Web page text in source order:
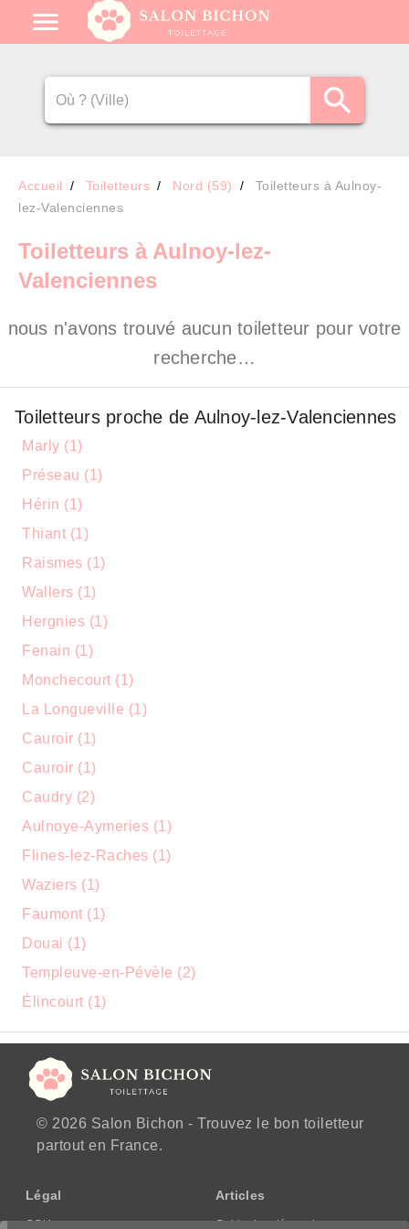
Accueil Toiletteurs Nord (59)
Toiletteurs à Aulnoy-
lez-Valenciennes
Toiletteurs à Aulnoy-lez-
Valenciennes
nous n'avons trouvé aucun toiletteur pour votre
recherche…
Toiletteurs proche de Aulnoy-lez-Valenciennes
Marly (1)
Préseau (1)
Hérin (1)
Thiant (1)
Raismes (1)
Wallers (1)
Hergnies (1)
Fenain (1)
Monchecourt (1)
La Longueville (1)
Cauroir (1)
Cauroir (1)
Caudry (2)
Aulnoye-Aymeries (1)
Flines-lez-Raches (1)
Waziers (1)
Faumont (1)
Douai (1)
Templeuve-en-Pévèle (2)
Élincourt (1)
© 2026 Salon Bichon - Trouvez le bon toiletteur
partout en France.
Légal
CGU
Articles
Guide des démarches